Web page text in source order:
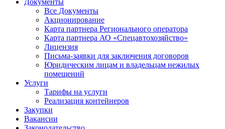
Все Документы
Акционирование
Карта партнера Регионального оператора
Карта партнера АО «Спецавтохозяйство»
Лицензия
Письма-заявки для заключения договоров
Юридическим лицам и владельцам нежилых
помещений
Услуги
Тарифы на услуги
Реализация контейнеров
Закупки
Вакансии